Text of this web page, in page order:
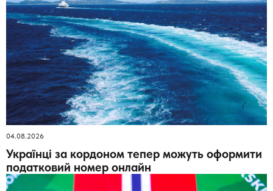
04.08.2026
Українці за кордоном тепер можуть оформити
податковий номер онлайн